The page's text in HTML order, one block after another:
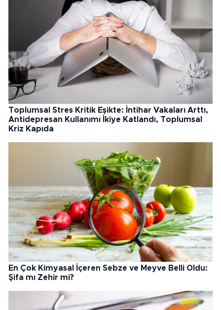
Toplumsal Stres Kritik Eşikte: İntihar Vakaları Arttı,
Antidepresan Kullanımı İkiye Katlandı, Toplumsal
Kriz Kapıda
En Çok Kimyasal İçeren Sebze ve Meyve Belli Oldu:
Şifa mı Zehir mi?